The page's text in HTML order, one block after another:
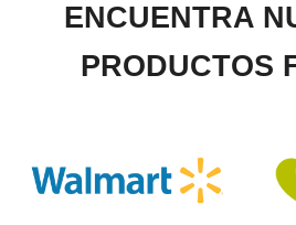
ENCUENTRA
PRODUCTOS